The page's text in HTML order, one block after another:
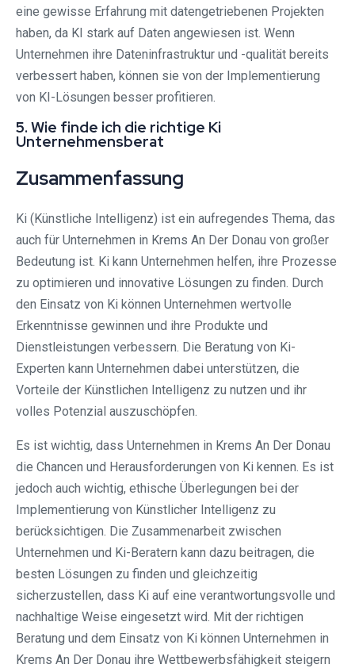
eine gewisse Erfahrung mit datengetriebenen Projekten
haben, da KI stark auf Daten angewiesen ist. Wenn
Unternehmen ihre Dateninfrastruktur und -qualität bereits
verbessert haben, können sie von der Implementierung
von KI-Lösungen besser profitieren.
5. Wie finde ich die richtige Ki
Unternehmensberat
Zusammenfassung
Ki (Künstliche Intelligenz) ist ein aufregendes Thema, das
auch für Unternehmen in Krems An Der Donau von großer
Bedeutung ist. Ki kann Unternehmen helfen, ihre Prozesse
zu optimieren und innovative Lösungen zu finden. Durch
den Einsatz von Ki können Unternehmen wertvolle
Erkenntnisse gewinnen und ihre Produkte und
Dienstleistungen verbessern. Die Beratung von Ki-
Experten kann Unternehmen dabei unterstützen, die
Vorteile der Künstlichen Intelligenz zu nutzen und ihr
volles Potenzial auszuschöpfen.
Es ist wichtig, dass Unternehmen in Krems An Der Donau
die Chancen und Herausforderungen von Ki kennen. Es ist
jedoch auch wichtig, ethische Überlegungen bei der
Implementierung von Künstlicher Intelligenz zu
berücksichtigen. Die Zusammenarbeit zwischen
Unternehmen und Ki-Beratern kann dazu beitragen, die
besten Lösungen zu finden und gleichzeitig
sicherzustellen, dass Ki auf eine verantwortungsvolle und
nachhaltige Weise eingesetzt wird. Mit der richtigen
Beratung und dem Einsatz von Ki können Unternehmen in
Krems An Der Donau ihre Wettbewerbsfähigkeit steigern